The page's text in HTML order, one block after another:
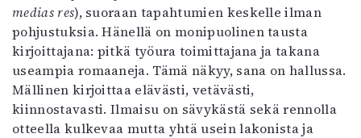
medias res), suoraan tapahtumien keskelle ilman
pohjustuksia. Hänellä on monipuolinen tausta
kirjoittajana: pitkä työura toimittajana ja takana
useampia romaaneja. Tämä näkyy, sana on hallussa.
Mällinen kirjoittaa elävästi, vetävästi,
kiinnostavasti. Ilmaisu on sävykästä sekä rennolla
otteella kulkevaa mutta yhtä usein lakonista ja